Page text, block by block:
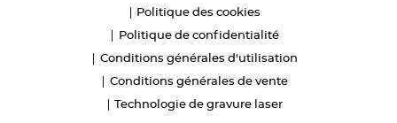
Politique des cookies
Politique de confidentialité
Conditions générales d'utilisation
Conditions générales de vente
Technologie de gravure laser